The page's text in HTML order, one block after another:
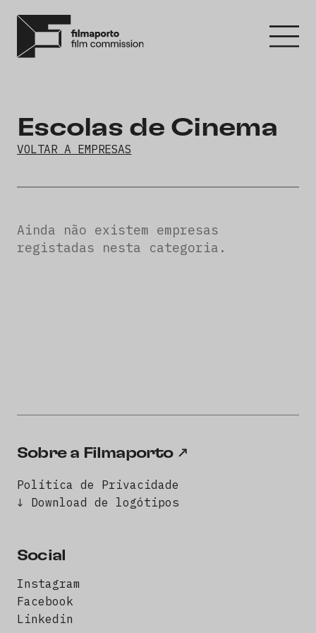
Escolas de Cinema
VOLTAR A EMPRESAS
Ainda não existem empresas
registadas nesta categoria.
Sobre a Filmaporto
Política de Privacidade
↓ Download de logótipos
Social
Instagram
Facebook
Linkedin